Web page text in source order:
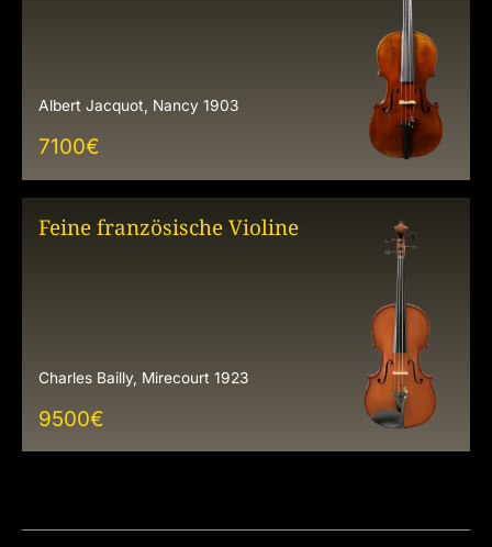
Albert Jacquot, Nancy 1903
7100€
Feine französische Violine
Charles Bailly, Mirecourt 1923
9500€